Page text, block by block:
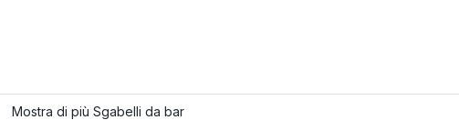
Mostra di più Sgabelli da bar